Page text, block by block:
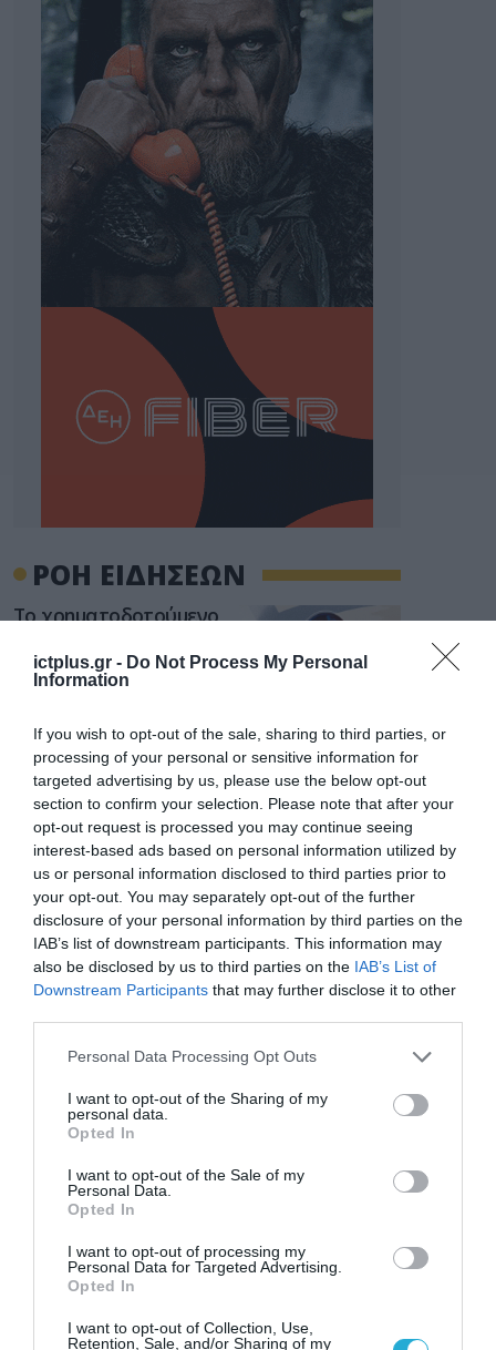
ictplus.gr - Do Not Process My Personal
Information
If you wish to opt-out of the sale, sharing to third parties, or
processing of your personal or sensitive information for
targeted advertising by us, please use the below opt-out
section to confirm your selection. Please note that after your
opt-out request is processed you may continue seeing
interest-based ads based on personal information utilized by
us or personal information disclosed to third parties prior to
your opt-out. You may separately opt-out of the further
disclosure of your personal information by third parties on the
IAB’s list of downstream participants. This information may
also be disclosed by us to third parties on the IAB’s List of
Downstream Participants that may further disclose it to other
Please note that this website/app uses one or more Google
not limited to your visit or usage behaviour. You may click to
grant or deny consent to Google and its third-party tags to
use your data for below specified purposes in below Google
consent section.
Personal Data Processing Opt Outs
I want to opt-out of the Sharing of my
personal data.
Opted In
I want to opt-out of the Sale of my
Personal Data.
Opted In
I want to opt-out of processing my
Personal Data for Targeted Advertising.
Opted In
I want to opt-out of Collection, Use,
Retention, Sale, and/or Sharing of my
ΡΟΗ ΕΙΔΗΣΕΩΝ
Το χρηματοδοτούμενο
Gaming Police”
ενισχύει την ασφάλεια
31.07.2026
ΑΑΔΕ: Διευκρινίσεις
για τα πρόστιμα σε
παραβάσεις που
αφορούν τους ΦΗΜ
31.07.2026
Σ. Καλαφάτης: «Η
Τεχνητή Νοημοσύνη
δεν είναι απλώς μια
νέα τεχνολογία, είναι
μια νέα βιομηχανική
επανάσταση»
31.07.2026
Νέος οδηγός του ΕΚΤ
για τη χρηματοδότηση
επιχειρήσεων στον
31.07.2026
Η πιο ταξιδιάρικη
βαλίτσα του φετινού
καλοκαιριού έχει την
υπογραφή της Xiaomi
31.07.2026
ΟΛΗ Η ΡΟΗ ΕΙΔΗΣΕΩΝ